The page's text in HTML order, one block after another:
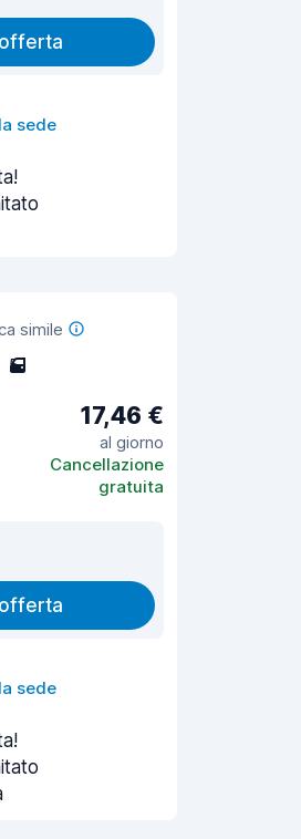
sede
simile
5
17,46 €
al giorno
Cancellazione
gratuita
sede